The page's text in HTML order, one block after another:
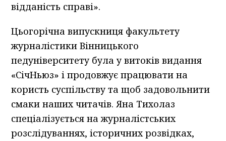
відданість справі».
Цьогорічна випускниця факультету
журналістики Вінницького
педуніверситету була у витоків видання
«СічНьюз» і продовжує працювати на
користь суспільству та щоб задовольнити
смаки наших читачів. Яна Тихолаз
спеціалізується на журналістських
розслідуваннях, історичних розвідках,